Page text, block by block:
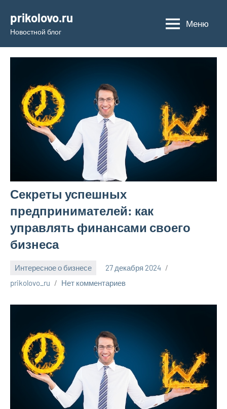
содержимому
prikolovo.ru
Новостной блог
Меню
Секреты успешных
предпринимателей: как
управлять финансами своего
бизнеса
Интересное о бизнесе
27 декабря 2024
prikolovo_ru
Нет комментариев